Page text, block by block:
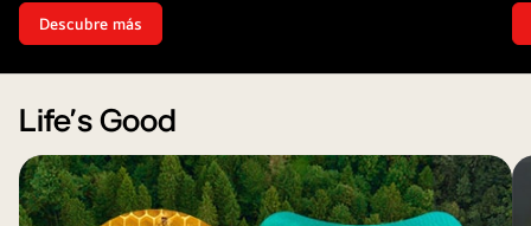
Descubre más
Life's Good